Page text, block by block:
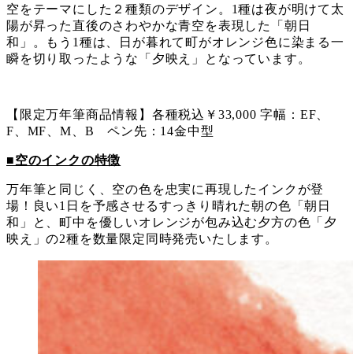
空をテーマにした２種類のデザイン。1種は夜が明けて太
陽が昇った直後のさわやかな青空を表現した「朝日
和」。もう1種は、日が暮れて町がオレンジ色に染まる一
瞬を切り取ったような「夕映え」となっています。
【限定万年筆商品情報】各種税込￥33,000 字幅：EF、
F、MF、M、B ペン先：14金中型
■空のインクの特徴
万年筆と同じく、空の色を忠実に再現したインクが登
場！良い1日を予感させるすっきり晴れた朝の色「朝日
和」と、町中を優しいオレンジが包み込む夕方の色「夕
映え」の2種を数量限定同時発売いたします。